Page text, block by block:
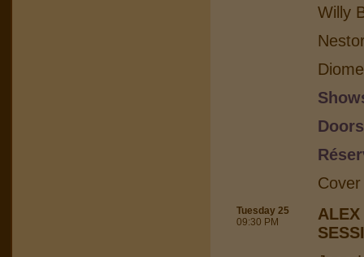
Willy
Tuesday 25
09:30 PM